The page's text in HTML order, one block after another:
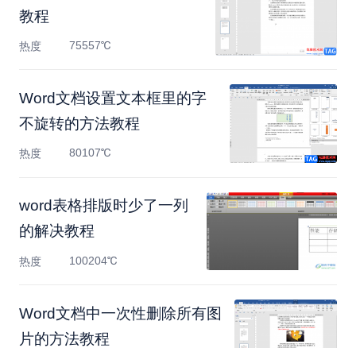
教程
热度 75557℃
Word文档设置文本框里的字
不旋转的方法教程
热度 80107℃
​word表格排版时少了一列
的解决教程
热度 100204℃
Word文档中一次性删除所有图
片的方法教程